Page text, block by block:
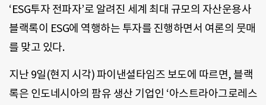
‘ESG투자 전파자’로 알려진 세계 최대 규모의 자산운용사
블랙록이 ESG에 역행하는 투자를 진행하면서 여론의 뭇매
를 맞고 있다.
지난 9일(현지 시각) 파이낸셜타임즈 보도에 따르면, 블랙
록은 인도네시아의 팜유 생산 기업인 ‘아스트라아그로레스